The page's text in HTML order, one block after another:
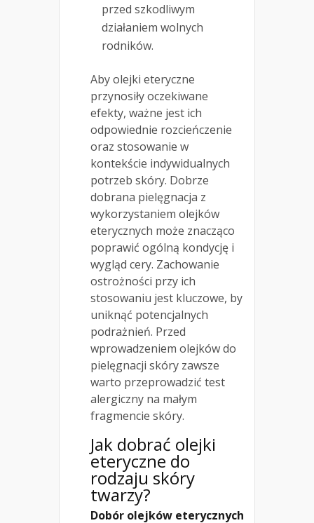
przed szkodliwym
działaniem wolnych
rodników.
Aby olejki eteryczne
przynosiły oczekiwane
efekty, ważne jest ich
odpowiednie rozcieńczenie
oraz stosowanie w
kontekście indywidualnych
potrzeb skóry. Dobrze
dobrana pielęgnacja z
wykorzystaniem olejków
eterycznych może znacząco
poprawić ogólną kondycję i
wygląd cery. Zachowanie
ostrożności przy ich
stosowaniu jest kluczowe, by
uniknąć potencjalnych
podrażnień. Przed
wprowadzeniem olejków do
pielęgnacji skóry zawsze
warto przeprowadzić test
alergiczny na małym
fragmencie skóry.
Jak dobrać olejki
eteryczne do
rodzaju skóry
twarzy?
Dobór olejków eterycznych